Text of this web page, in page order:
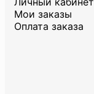
Мои заказы
Оплата заказа